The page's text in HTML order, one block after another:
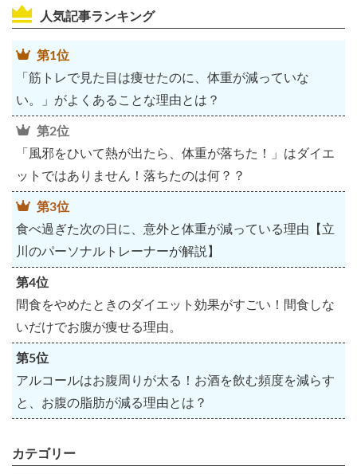
人気記事ランキング
第1位
「筋トレで見た目は痩せたのに、体重が減っていな
い。」がよくあることな理由とは？
第2位
「風邪をひいて熱が出たら、体重が落ちた！」はダイエ
ットではありません！落ちたのは何？？
第3位
食べ過ぎた次の日に、意外と体重が減っている理由【立
川のパーソナルトレーナーが解説】
第4位
間食をやめたときのダイエット効果がすごい！間食しな
いだけでお腹が痩せる理由。
第5位
アルコールはお腹周りが太る！お酒を飲む頻度を減らす
と、お腹の脂肪が減る理由とは？
カテゴリー